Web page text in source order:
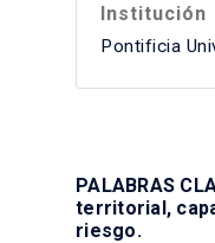
Institución
Pontificia
PALABRAS
territorial,
riesgo.